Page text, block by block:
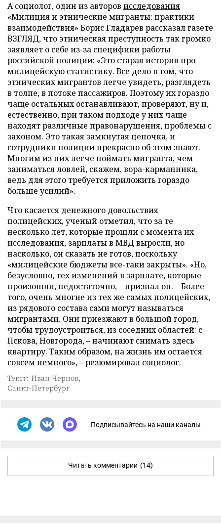
А социолог, один из авторов исследования
«Милиция и этнические мигранты: практики
взаимодействия» Борис Гладарев рассказал газете
ВЗГЛЯД, что этническая преступность так громко
заявляет о себе из-за специфики работы
российской полиции: «Это старая история про
милицейскую статистику. Все дело в том, что
этнических мигрантов легче увидеть, разглядеть
в толпе, в потоке пассажиров. Поэтому их гораздо
чаще остальных останавливают, проверяют, ну и,
естественно, при таком подходе у них чаще
находят различные правонарушения, проблемы с
законом. Это такая замкнутая цепочка, и
сотрудники полиции прекрасно об этом знают.
Многим из них легче поймать мигранта, чем
заниматься ловлей, скажем, вора-карманника,
ведь для этого требуется приложить гораздо
больше усилий».
Что касается денежного довольствия
полицейских, ученый отметил, что за те
несколько лет, которые прошли с момента их
исследования, зарплаты в МВД выросли, но
насколько, он сказать не готов, поскольку
«милицейские бюджеты все-таки закрыты». «Но,
безусловно, тех изменений в зарплате, которые
произошли, недостаточно, – признал он. – Более
того, очень многие из тех же самых полицейских,
из рядового состава сами могут называться
мигрантами. Они приезжают в большой город,
чтобы трудоустроиться, из соседних областей: с
Пскова, Новгорода, – начинают снимать здесь
квартиру. Таким образом, на жизнь им остается
совсем немного», – резюмировал социолог.
Текст: Иван Чернов,
Санкт-Петербург
Подписывайтесь на наши каналы
Читать комментарии (14)